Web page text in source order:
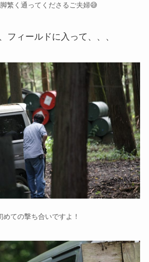
繁く通ってくださるご夫婦😅
フィールドに入って、、、
めての撃ち合いですよ！